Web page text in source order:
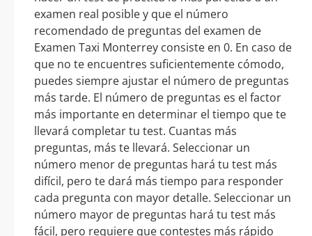
examen real posible y que el número
recomendado de preguntas del examen de
Examen Taxi Monterrey consiste en 0. En caso de
que no te encuentres suficientemente cómodo,
puedes siempre ajustar el número de preguntas
más tarde. El número de preguntas es el factor
más importante en determinar el tiempo que te
llevará completar tu test. Cuantas más
preguntas, más te llevará. Seleccionar un
número menor de preguntas hará tu test más
difícil, pero te dará más tiempo para responder
cada pregunta con mayor detalle. Seleccionar un
número mayor de preguntas hará tu test más
fácil, pero requiere que contestes más rápido